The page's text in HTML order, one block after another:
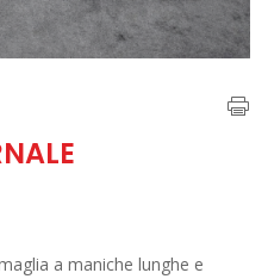
a maniche lunghe e